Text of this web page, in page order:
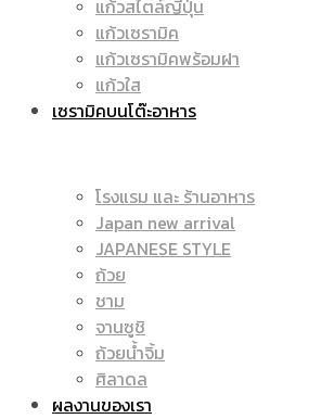
|
แก้ว
ราคา
แก้ว
แก้วสไตล์ญี่ปุ่น
แก้วเซรามิค
แก้วเซรามิคพร้อมฝา
แก้วใส
เซรามิคบนโต๊ะอาหาร
โรงแรม และ ร้านอาหาร
Japan new arrival
JAPANESE STYLE
ถ้วย
ชาม
จานซูชิ
ถ้วยน้ำจิ้ม
ศิลาดล
ผลงานของเรา